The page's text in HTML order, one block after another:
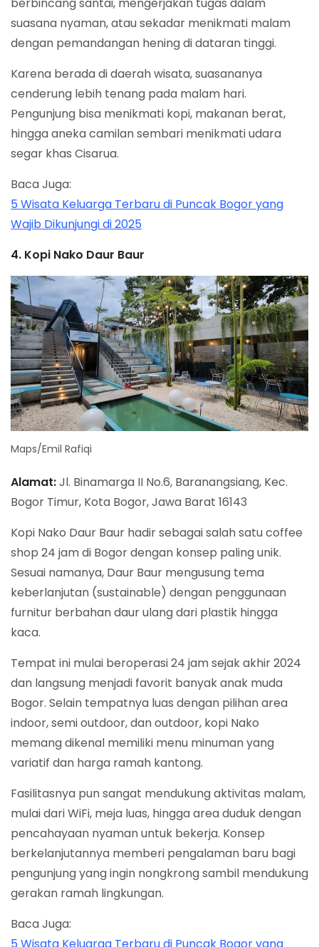
berbincang santai, mengerjakan tugas dalam
suasana nyaman, atau sekadar menikmati malam
dengan pemandangan hening di dataran tinggi.
Karena berada di daerah wisata, suasananya
cenderung lebih tenang pada malam hari.
Pengunjung bisa menikmati kopi, makanan berat,
hingga aneka camilan sembari menikmati udara
segar khas Cisarua.
Baca Juga:
5 Wisata Keluarga Terbaru di Puncak Bogor yang
Wajib Dikunjungi di 2025
4. Kopi Nako Daur Baur
Maps/Emil Rafiqi
Alamat:Jl. Binamarga II No.6, Baranangsiang, Kec.
Bogor Timur, Kota Bogor, Jawa Barat 16143
Kopi Nako Daur Baur hadir sebagai salah satu coffee
shop 24 jam di Bogor dengan konsep paling unik.
Sesuai namanya, Daur Baur mengusung tema
keberlanjutan (sustainable) dengan penggunaan
furnitur berbahan daur ulang dari plastik hingga
kaca.
Tempat ini mulai beroperasi 24 jam sejak akhir 2024
dan langsung menjadi favorit banyak anak muda
Bogor. Selain tempatnya luas dengan pilihan area
indoor, semi outdoor, dan outdoor, kopi Nako
memang dikenal memiliki menu minuman yang
variatif dan harga ramah kantong.
Fasilitasnya pun sangat mendukung aktivitas malam,
mulai dari WiFi, meja luas, hingga area duduk dengan
pencahayaan nyaman untuk bekerja. Konsep
berkelanjutannya memberi pengalaman baru bagi
pengunjung yang ingin nongkrong sambil mendukung
gerakan ramah lingkungan.
Baca Juga: